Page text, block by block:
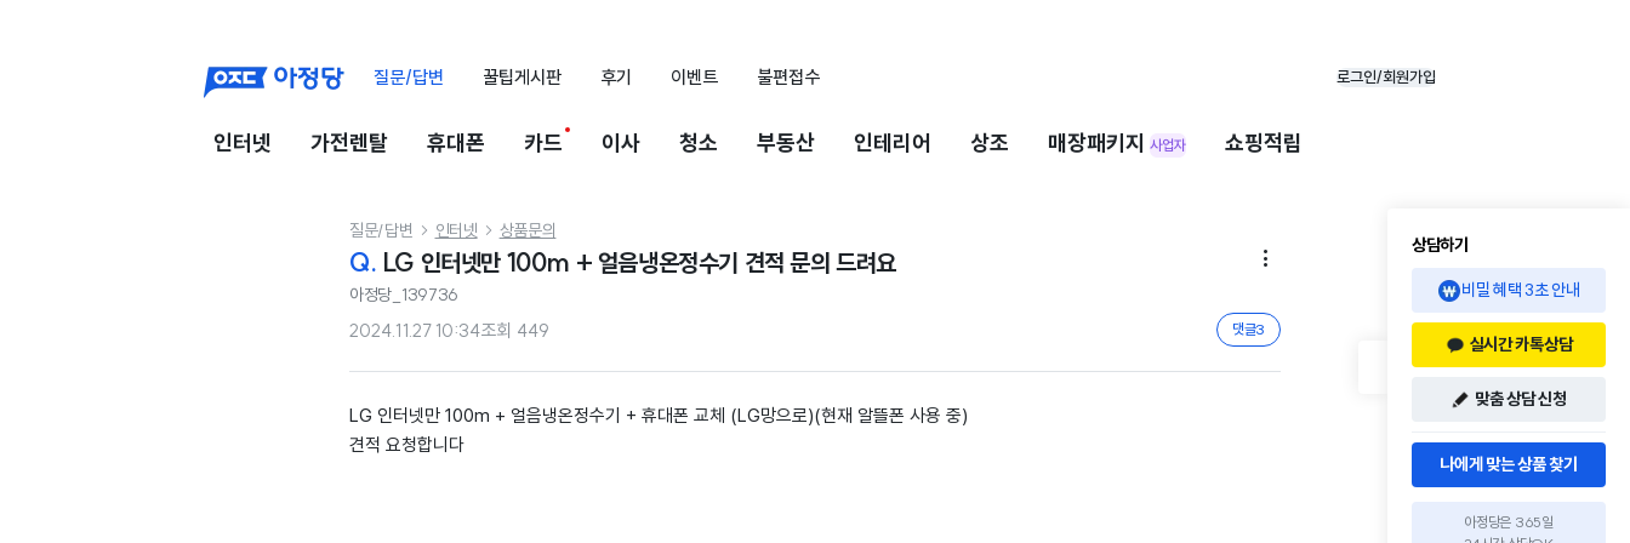
질문/답변 꿀팁게시판 후기 이벤트 불편접수 로그인/회원가입
인터넷 가전렌탈 휴대폰 카드 이사 청소 부동산 인테리어 상조 매장패키지 사업자 쇼핑적립
질문/답변  인터넷  상품문의
Q. LG 인터넷만 100m + 얼음냉온정수기 견적 문의 드려요 
아정당_139736
2024.11.27 10:34조회 449 댓글3
LG 인터넷만 100m + 얼음냉온정수기 + 휴대폰 교체 (LG망으로)(현재 알뜰폰 사용 중)
견적 요청합니다
상담하기
비밀 혜택 3초 안내
실시간 카톡상담
맞춤 상담 신청
나에게 맞는 상품 찾기
아정당은 365일